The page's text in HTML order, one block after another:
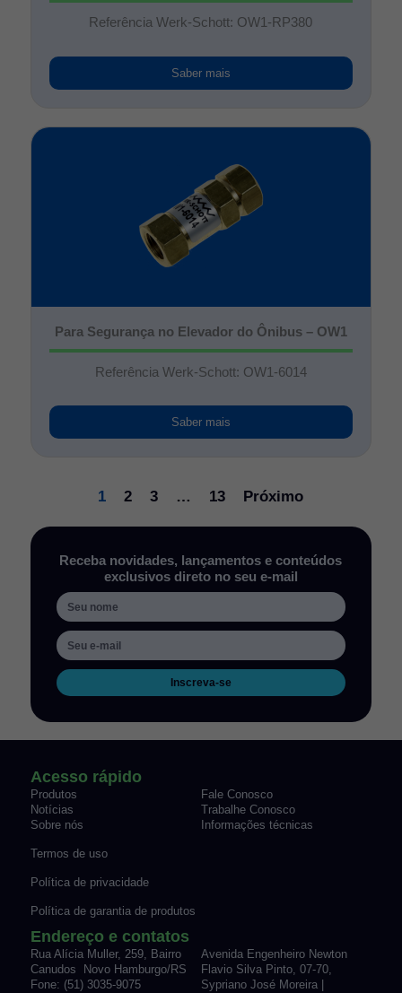
Referência Werk-Schott: OW1-RP380
Saber mais
Para Segurança no Elevador do Ônibus – OW1
Referência Werk-Schott: OW1-6014
Saber mais
1 2 3 … 13 Próximo
Receba novidades, lançamentos e conteúdos
exclusivos direto no seu e-mail
Inscreva-se
Acesso rápido
Produtos
Fale Conosco
Notícias
Trabalhe Conosco
Sobre nós
Informações técnicas
Termos de uso
Política de privacidade
Política de garantia de produtos
Endereço e contatos
Rua Alícia Muller, 259, Bairro
Canudos Novo Hamburgo/RS
Fone: (51) 3035-9075
Avenida Engenheiro Newton
Flavio Silva Pinto, 07-70,
Sypriano José Moreira |